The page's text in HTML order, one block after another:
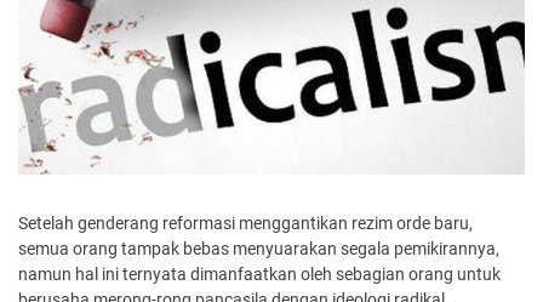
Setelah genderang reformasi menggantikan rezim orde baru,
semua orang tampak bebas menyuarakan segala pemikirannya,
namun hal ini ternyata dimanfaatkan oleh sebagian orang untuk